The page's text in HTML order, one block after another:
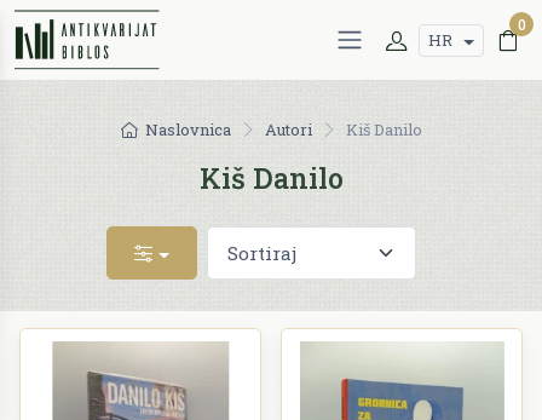
HR
0
Naslovnica Autori Kiš Danilo
Kiš Danilo